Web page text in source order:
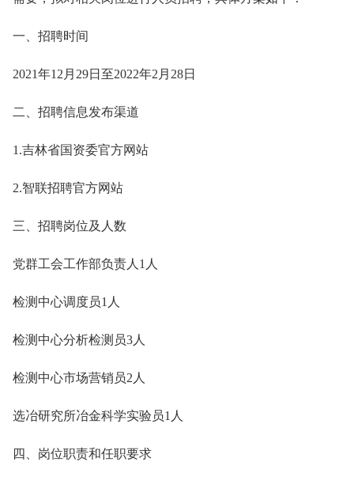
一、招聘时间
2021年12月29日至2022年2月28日
二、招聘信息发布渠道
1.吉林省国资委官方网站
2.智联招聘官方网站
三、招聘岗位及人数
党群工会工作部负责人1人
检测中心调度员1人
检测中心分析检测员3人
检测中心市场营销员2人
选冶研究所冶金科学实验员1人
四、岗位职责和任职要求